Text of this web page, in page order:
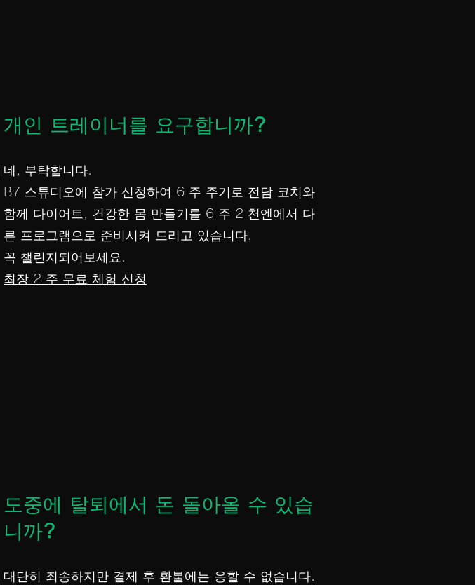
개인 트레이너를 요구합니까?
네, 부탁합니다.
B7 스튜디오에 참가 신청하여 6 주 주기로 전담 코치와
함께 다이어트, 건강한 몸 만들기를 6 주 2 천엔에서 다
른 프로그램으로 준비시켜 드리고 있습니다.
꼭 챌린지되어보세요.
최장 2 주 무료 체험 신청
도중에 탈퇴에서 돈 돌아올 수 있습
니까?
대단히 죄송하지만 결제 후 환불에는 응할 수 없습니다.